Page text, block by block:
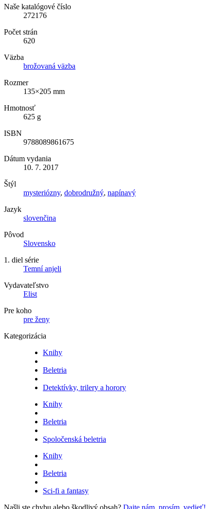
Naše katalógové číslo
272176
Počet strán
620
Väzba
brožovaná väzba
Rozmer
135×205 mm
Hmotnosť
625 g
ISBN
9788089861675
Dátum vydania
10. 7. 2017
Štýl
mysteriózny, dobrodružný, napínavý
Jazyk
slovenčina
Pôvod
Slovensko
1. diel série
Temní anjeli
Vydavateľstvo
Elist
Pre koho
pre ženy
Kategorizácia
Knihy
Beletria
Detektívky, trilery a horory
Knihy
Beletria
Spoločenská beletria
Knihy
Beletria
Sci-fi a fantasy
Našli ste chybu alebo škodlivý obsah? Dajte nám, prosím, vedieť!